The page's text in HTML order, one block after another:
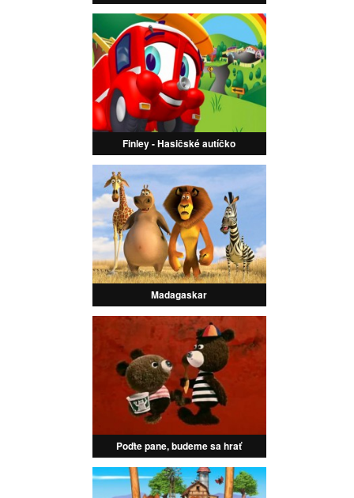
Finley - Hasičské autíčko
Madagaskar
Poďte pane, budeme sa hrať